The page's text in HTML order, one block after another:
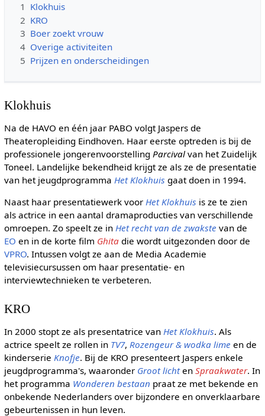
1 Klokhuis
2 KRO
3 Boer zoekt vrouw
4 Overige activiteiten
5 Prijzen en onderscheidingen
Klokhuis
Na de HAVO en één jaar PABO volgt Jaspers de
Theateropleiding Eindhoven. Haar eerste optreden is bij de
professionele jongerenvoorstelling Parcivalvan het Zuidelijk
Toneel. Landelijke bekendheid krijgt ze als ze de presentatie
van het jeugdprogramma Het Klokhuis gaat doen in 1994.
Naast haar presentatiewerk voor Het Klokhuis is ze te zien
als actrice in een aantal dramaproducties van verschillende
omroepen. Zo speelt ze in Het recht van de zwakste van de
EO en in de korte film Ghitadie wordt uitgezonden door de
VPRO. Intussen volgt ze aan de Media Academie
televisiecursussen om haar presentatie- en
interviewtechnieken te verbeteren.
KRO
In 2000 stopt ze als presentatrice van Het Klokhuis. Als
actrice speelt ze rollen in TV7, Rozengeur & wodka lime en de
kinderserie Knofje. Bij de KRO presenteert Jaspers enkele
jeugdprogramma's, waaronder Groot lichten Spraakwater. In
het programma Wonderen bestaan praat ze met bekende en
onbekende Nederlanders over bijzondere en onverklaarbare
gebeurtenissen in hun leven.